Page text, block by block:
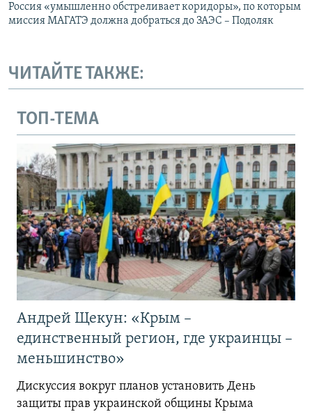
Россия «умышленно обстреливает коридоры», по которым
миссия МАГАТЭ должна добраться до ЗАЭС – Подоляк
ЧИТАЙТЕ ТАКЖЕ:
ТОП-ТЕМА
Андрей Щекун: «Крым –
единственный регион, где украинцы –
меньшинство»
Дискуссия вокруг планов установить День
защиты прав украинской общины Крыма